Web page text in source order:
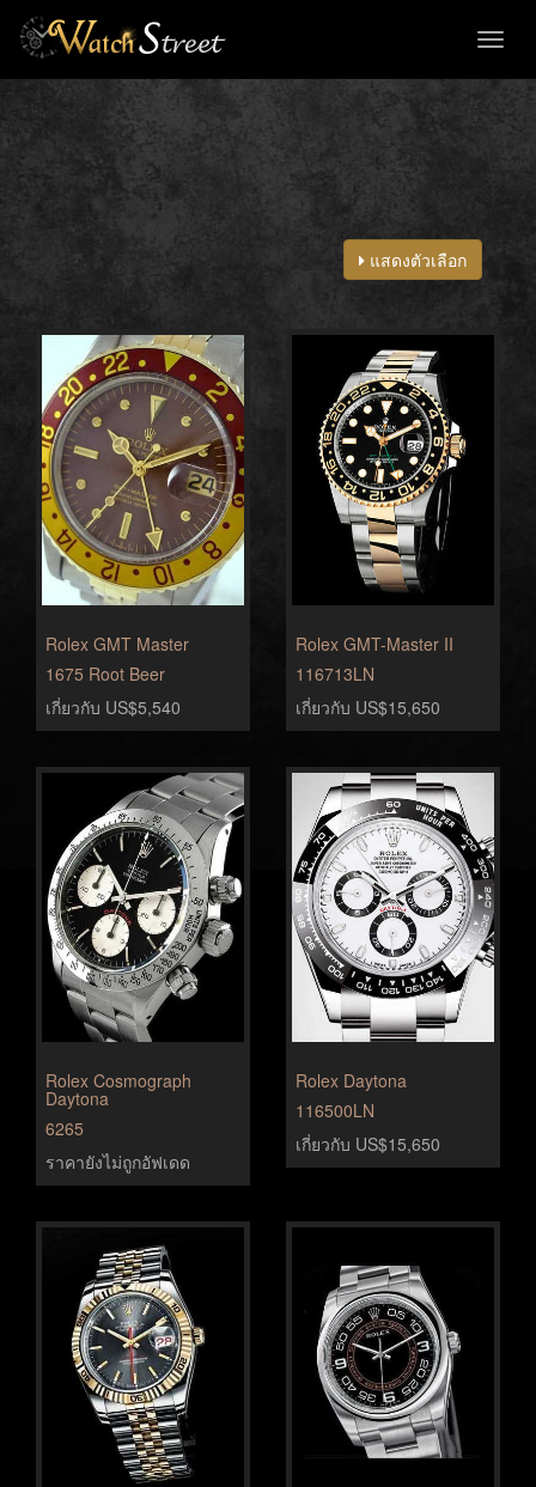
แสดงตัวเลือก
Rolex GMT Master
1675 Root Beer
เกี่ยวกับ US$5,540
Rolex GMT-Master II
116713LN
เกี่ยวกับ US$15,650
Rolex Cosmograph
Daytona
6265
ราคายังไม่ถูกอัฟเดด
Rolex Daytona
116500LN
เกี่ยวกับ US$15,650